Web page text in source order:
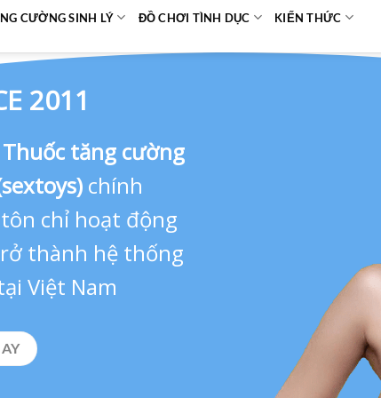
CƯỜNG SINH LÝ ĐỒ CHƠI TÌNH DỤC KIẾN THỨC
2011
Thuốc tăng cường
chính
chỉ hoạt động
thành hệ thống
Việt Nam